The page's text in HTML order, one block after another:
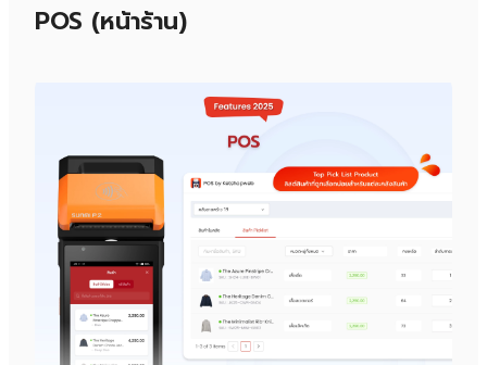
POS (หน้าร้าน)